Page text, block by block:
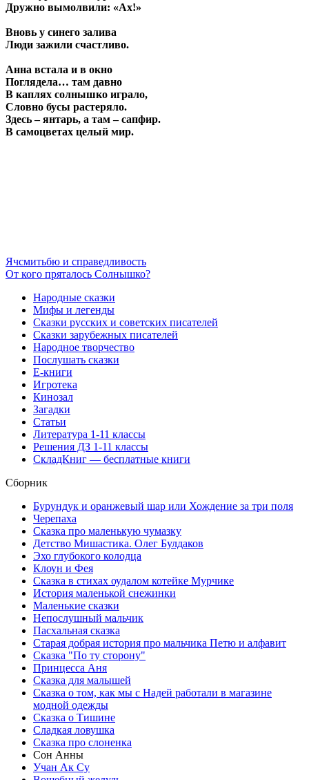
Дружно вымолвили: «Ах!»
Вновь у синего залива
Люди зажили счастливо.
Анна встала и в окно
Поглядела… там давно
В каплях солнышко играло,
Словно бусы растеряло.
Здесь – янтарь, а там – сапфир.
В самоцветах целый мир.
Ячсмитьбю и справедливость
От кого пряталось Солнышко?
Народные сказки
Мифы и легенды
Сказки русских и советских писателей
Сказки зарубежных писателей
Народное творчество
Послушать сказки
Е-книги
Игротека
Кинозал
Загадки
Статьи
Литература 1-11 классы
Решения ДЗ 1-11 классы
СкладКниг — бесплатные книги
Сборник
Бурундук и оранжевый шар или Хождение за три поля
Черепаха
Сказка про маленькую чумазку
Детство Мишастика. Олег Булдаков
Эхо глубокого колодца
Клоун и Фея
Сказка в стихах оудалом котейке Мурчике
История маленькой снежинки
Маленькие сказки
Непослушный мальчик
Пасхальная сказка
Старая добрая история про мальчика Петю и алфавит
Сказка "По ту сторону"
Принцесса Аня
Сказка для малышей
Сказка о том, как мы с Надей работали в магазине
модной одежды
Сказка о Тишине
Сладкая ловушка
Сказка про слоненка
Сон Анны
Учан Ак Су